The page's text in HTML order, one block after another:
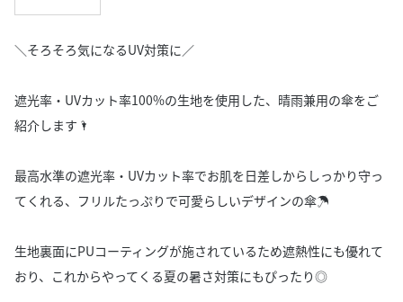
＼そろそろ気になるUV対策に／
遮光率・UVカット率100%の生地を使用した、晴雨兼用の傘をご
紹介します🌂
最高水準の遮光率・UVカット率でお肌を日差しからしっかり守っ
てくれる、フリルたっぷりで可愛らしいデザインの傘☂️
生地裏面にPUコーティングが施されているため遮熱性にも優れて
おり、これからやってくる夏の暑さ対策にもぴったり◎